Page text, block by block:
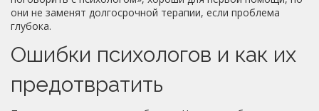
они не заменят долгосрочной терапии, если проблема
глубока.
Ошибки психологов и как их
предотвратить